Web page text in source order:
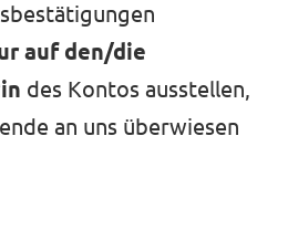
in Europa vertreten.
zu den Websites von Volt
auf den/die
des Kontos ausstellen,
an uns überwiesen